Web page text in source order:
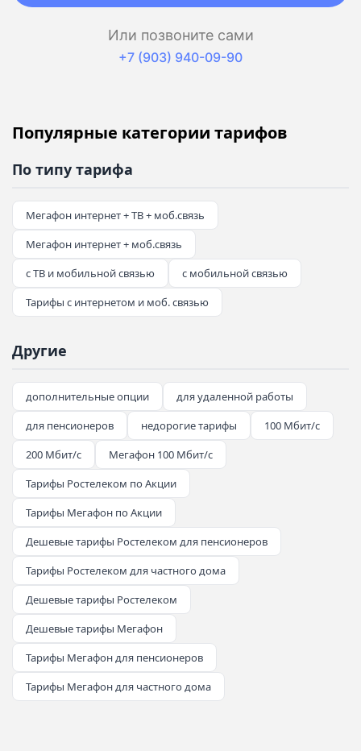
Или позвоните сами
+7 (903) 940-09-90
Популярные категории тарифов
По типу тарифа
Мегафон интернет + ТВ + моб.связь
Мегафон интернет + моб.связь
с ТВ и мобильной связью
с мобильной связью
Тарифы с интернетом и моб. связью
Другие
дополнительные опции
для удаленной работы
для пенсионеров
недорогие тарифы
100 Мбит/с
200 Мбит/с
Мегафон 100 Мбит/с
Тарифы Ростелеком по Акции
Тарифы Мегафон по Акции
Дешевые тарифы Ростелеком для пенсионеров
Тарифы Ростелеком для частного дома
Дешевые тарифы Ростелеком
Дешевые тарифы Мегафон
Тарифы Мегафон для пенсионеров
Тарифы Мегафон для частного дома